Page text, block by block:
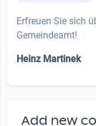
Erfreuen Sie sich
Gemeindeamt!
Heinz Martinek
Add new